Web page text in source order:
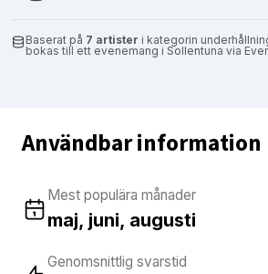
Baserat på 7 artister i kategorin
bokas till ett evenemang i Sollentuna via
Användbar information
Mest populära månader
maj, juni, augusti
Genomsnittlig svarstid